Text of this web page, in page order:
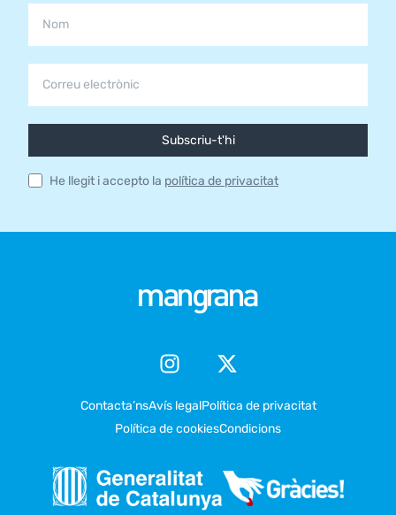
Subscriu-t'hi
He llegit i accepto la política de privacitat
Contacta’nsAvís legalPolítica de privacitat
Política de cookiesCondicions